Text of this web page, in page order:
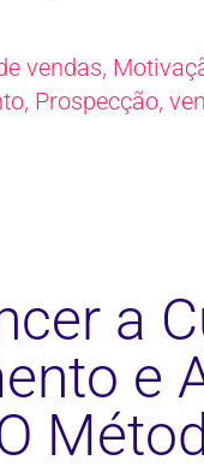
vendas,
, Prospecção,
a
e